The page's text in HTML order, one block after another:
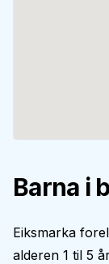
Barna i
Eiksmarka
alderen 1 til 5